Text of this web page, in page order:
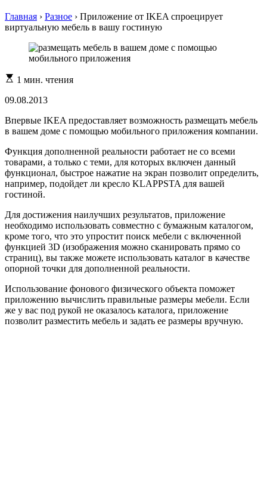
Главная › Разное › Приложение от IKEA спроецирует
виртуальную мебель в вашу гостиную
Расчетное
чтения
1 мин. чтения
09.08.2013
Впервые IKEA предоставляет возможность размещать мебель
в вашем доме с помощью мобильного приложения компании.
Функция дополненной реальности работает не со всеми
товарами, а только с теми, для которых включен данный
функционал, быстрое нажатие на экран позволит определить,
например, подойдет ли кресло KLAPPSTA для вашей
гостиной.
Для достижения наилучших результатов, приложение
необходимо использовать совместно с бумажным каталогом,
кроме того, что это упростит поиск мебели с включенной
функцией 3D (изображения можно сканировать прямо со
страниц), вы также можете использовать каталог в качестве
опорной точки для дополненной реальности.
Использование фонового физического объекта поможет
приложению вычислить правильные размеры мебели. Если
же у вас под рукой не оказалось каталога, приложение
позволит разместить мебель и задать ее размеры вручную.